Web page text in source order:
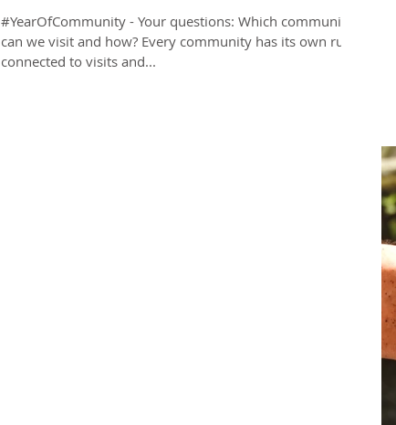
#YearOfCommunity - Your questions: Which communities
can we visit and how? Every community has its own rules
connected to visits and...